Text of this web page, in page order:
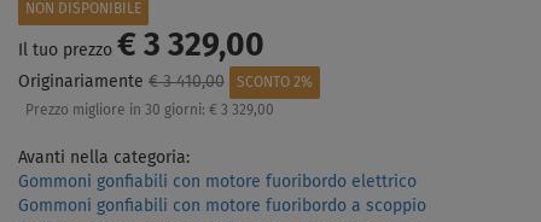
NON DISPONIBILE
Il tuo prezzo € 3 329,00
Originariamente € 3 410,00
SCONTO 2%
Prezzo migliore in 30 giorni: € 3 329,00
Avanti nella categoria:
Gommoni gonfiabili con motore fuoribordo elettrico
Gommoni gonfiabili con motore fuoribordo a scoppio